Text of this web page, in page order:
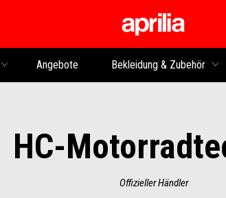
Angebote Bekleidung & Zubehör
HC-
Offizieller Händler